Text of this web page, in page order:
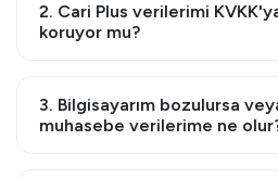
2. Cari Plus verilerimi
koruyor mu?
3. Bilgisayarım bozulursa
muhasebe verilerime ne